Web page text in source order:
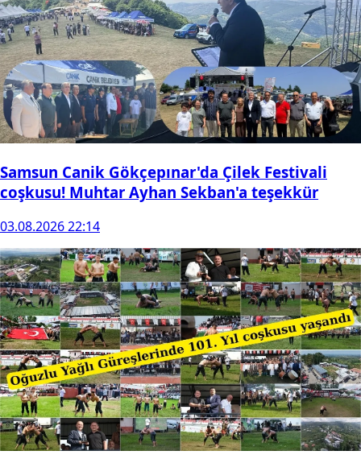
Samsun Canik Gökçepınar'da Çilek Festivali
coşkusu! Muhtar Ayhan Sekban'a teşekkür
03.08.2026 22:14